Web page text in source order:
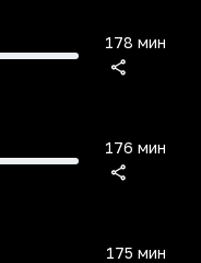
178 мин
176 мин
175 мин